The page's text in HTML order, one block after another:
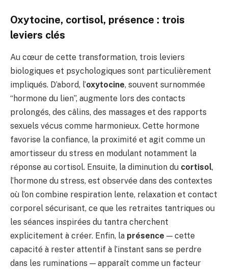
Oxytocine, cortisol, présence : trois
leviers clés
Au cœur de cette transformation, trois leviers
biologiques et psychologiques sont particulièrement
impliqués. D’abord, l’oxytocine, souvent surnommée
“hormone du lien”, augmente lors des contacts
prolongés, des câlins, des massages et des rapports
sexuels vécus comme harmonieux. Cette hormone
favorise la confiance, la proximité et agit comme un
amortisseur du stress en modulant notamment la
réponse au cortisol. Ensuite, la diminution du cortisol,
l’hormone du stress, est observée dans des contextes
où l’on combine respiration lente, relaxation et contact
corporel sécurisant, ce que les retraites tantriques ou
les séances inspirées du tantra cherchent
explicitement à créer. Enfin, la présence — cette
capacité à rester attentif à l’instant sans se perdre
dans les ruminations — apparaît comme un facteur